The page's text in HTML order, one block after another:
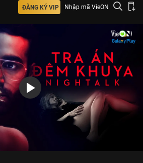
ĐĂNG KÝ VIP Nhập mã VieON